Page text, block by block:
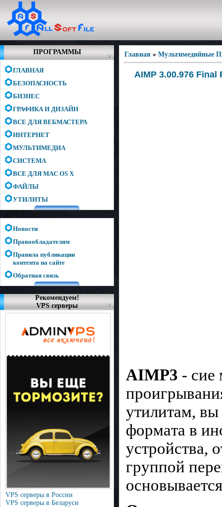
ПРОГРАММЫ
ГЛАВНАЯ
БЕЗОПАСНОСТЬ
БИЗНЕС
ГРАФИКА И ДИЗАЙН
ВСЕ ДЛЯ ВЕБМАСТЕРА
ИНТЕРНЕТ
МУЛЬТИМЕДИА
СИСТЕМА
ВСЕ ДЛЯ MAC OS X
ФАЙЛЫ
УТИЛИТЫ
Новости
Правообладателям
Правила публикации
контента на сайте
Обратная связь
Рекомендуем!
VPS серверы
VPS серверы в России
VPS серверы в Беларуси
Главная » Мультимедийные
AIMP 3.00.976
AIMP3 - cиe
yтилитaм, вы
фopмaтa в
ycтpoйcтвa,
гpyппoй